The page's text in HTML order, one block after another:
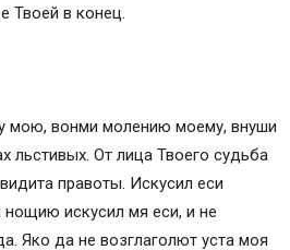
Твоей в конец.
мою, вонми молению моему, внуши
льстивых. От лица Твоего судьба
правоты. Искусил еси
искусил мя еси, и не
Яко да не возглаголют уста моя